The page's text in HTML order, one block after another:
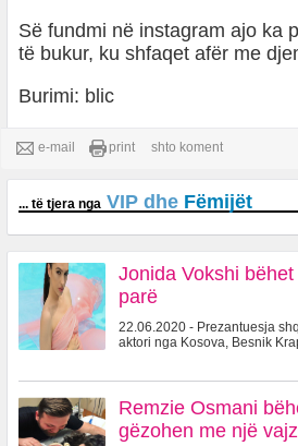
Së fundmi në instagram ajo ka
të bukur, ku shfaqet afër me
Burimi: blic
e-mail print shto koment
... të tjera nga VIP dhe Fëmijët
Jonida Vokshi
parë
22.06.2020 - Prezantuesja
aktori nga Kosova, Besnik
Remzie Osmani
gëzohen me një